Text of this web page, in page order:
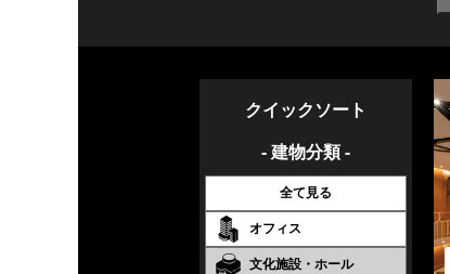
クイックソート
- 建物分類 -
全て見る
オフィス
文化施設・ホール